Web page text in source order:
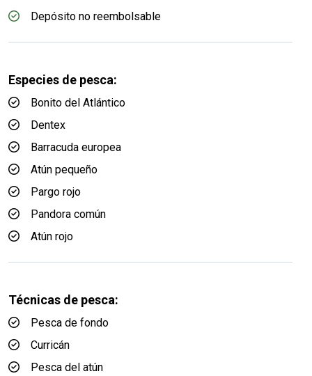
Depósito no reembolsable
Especies de pesca:
Bonito del Atlántico
Dentex
Barracuda europea
Atún pequeño
Pargo rojo
Pandora común
Atún rojo
Técnicas de pesca:
Pesca de fondo
Curricán
Pesca del atún